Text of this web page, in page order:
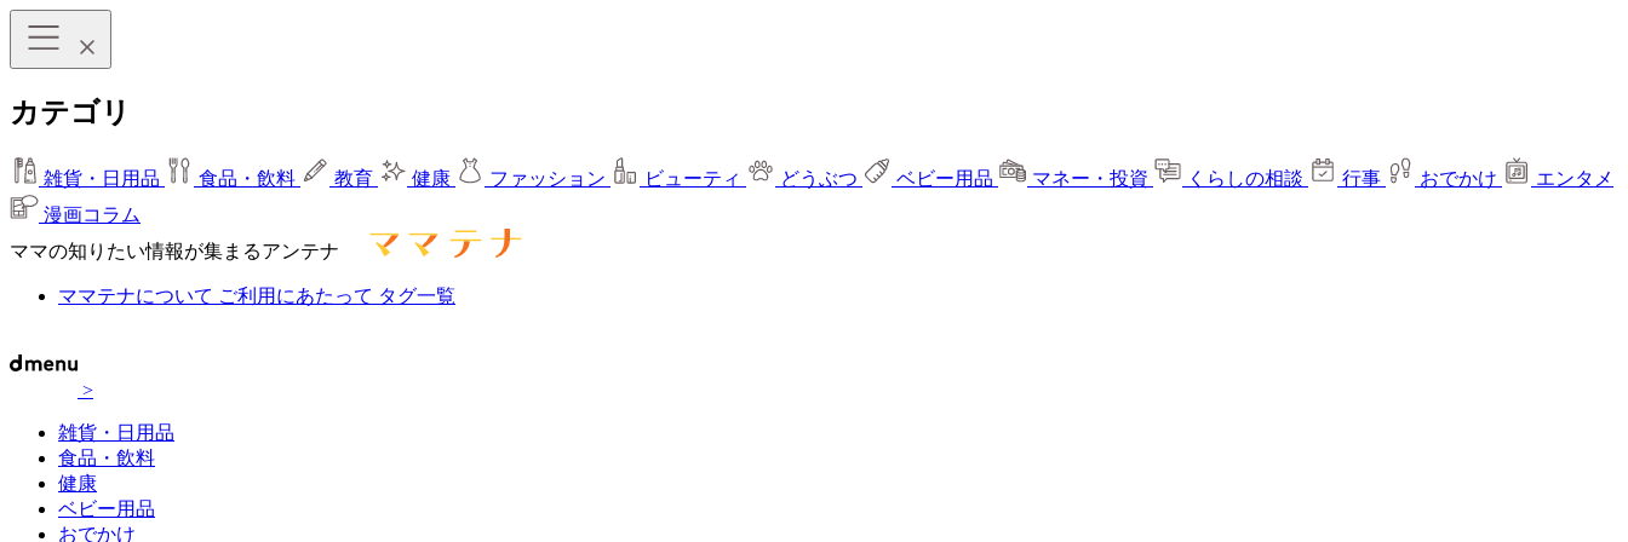
カテゴリ
雑貨・日用品 食品・飲料 教育 健康 ファッション ビューティ どうぶつ ベビー用品 マネー・投資 くらしの相談 行事 おでかけ
エンタメ
漫画コラム
ママの知りたい情報が集まるアンテナ
ママテナについて ご利用にあたって タグ一覧
>
雑貨・日用品
食品・飲料
健康
ベビー用品
おでかけ